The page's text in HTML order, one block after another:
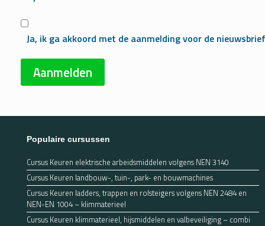
Ja, ik ga akkoord met de aanmelding voor de nieuwsbrief
Populaire cursussen
Cursus Keuren elektrische arbeidsmiddelen volgens NEN 3140
Cursus Keuren landbouw-, tuin-, park- en bouwmachines
Cursus Keuren ladders, trappen en rolsteigers volgens NEN 2484 en
NEN-EN 1004 – klimmaterieel
Cursus Keuren klimmaterieel, hijsmiddelen en valbeveiliging – combi